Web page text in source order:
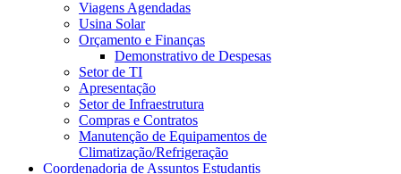
Viagens Agendadas
Usina Solar
Orçamento e Finanças
Demonstrativo de Despesas
Setor de TI
Apresentação
Setor de Infraestrutura
Compras e Contratos
Manutenção de Equipamentos de
Climatização/Refrigeração
Coordenadoria de Assuntos Estudantis